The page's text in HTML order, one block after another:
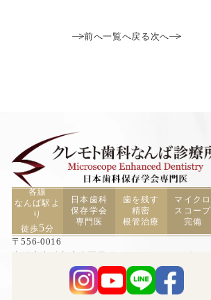
前へ一覧へ戻る 次へ
各線
なんば駅よ
り
徒歩5分
日本歯科
保存学会
専門医
歯を残す
精密
根管治療
マイクロ
スコープ
完備
〒556-0016